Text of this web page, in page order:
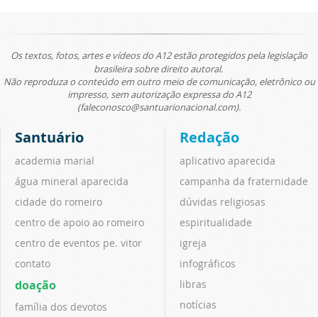
Os textos, fotos, artes e vídeos do A12 estão protegidos pela legislação
brasileira sobre direito autoral.
Não reproduza o conteúdo em outro meio de comunicação, eletrônico ou
impresso, sem autorização expressa do A12
(faleconosco@santuarionacional.com).
Santuário
academia marial
água mineral aparecida
cidade do romeiro
centro de apoio ao romeiro
centro de eventos pe. vitor
contato
doação
família dos devotos
Redação
aplicativo aparecida
campanha da fraternidade
dúvidas religiosas
espiritualidade
igreja
infográficos
libras
notícias